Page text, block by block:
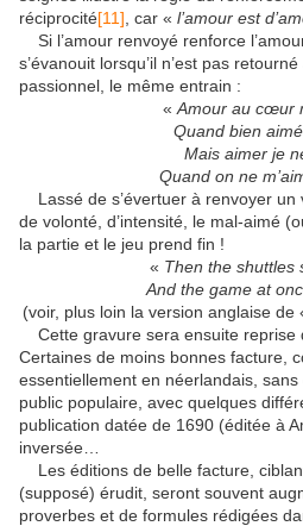
réciprocité[11] , car « l’amo­­ur est
Si l’amour renvoyé renforce
s’évanouit lorsqu’il n’est pas
passionnel, le même entrain :
« Amour au cœur
Quand bien
Mais aimer je
Quand on ne
Lassé de s’évertuer à renvoyer un
de volonté, d’intensité, le mal-aimé
la partie et le jeu prend fin !
« Then the shuttles
And the game at
(voir, plus loin la version anglaise de
Cette gravure sera ensuite reprise
Certaines de moins bonnes facture,
essentiellement en néerlandais, sans
public populaire, avec quelques
publication datée de 1690 (éditée à
inversée…
Les éditions de belle facture,
(supposé) érudit, seront souvent
proverbes et de formules rédigées